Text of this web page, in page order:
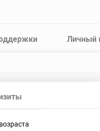
Личный